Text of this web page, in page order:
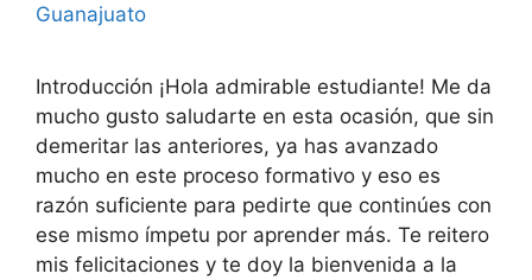
Guanajuato
Introducción ¡Hola admirable estudiante! Me da
mucho gusto saludarte en esta ocasión, que sin
demeritar las anteriores, ya has avanzado
mucho en este proceso formativo y eso es
razón suficiente para pedirte que continúes con
ese mismo ímpetu por aprender más. Te reitero
mis felicitaciones y te doy la bienvenida a la